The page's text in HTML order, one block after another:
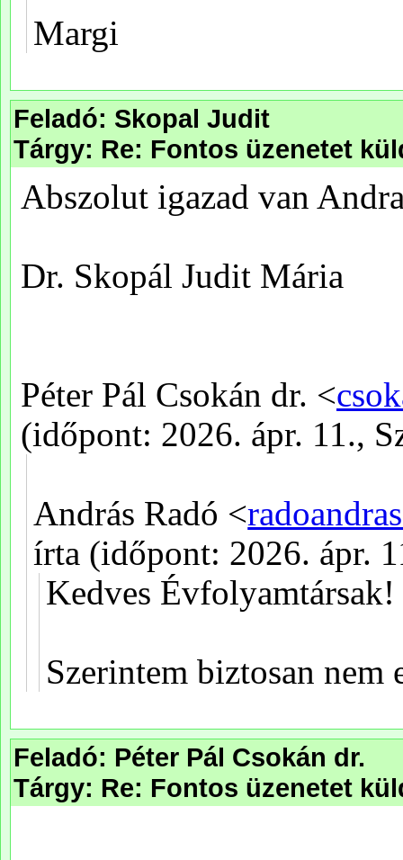
Feladó: Skopal Judit
Tárgy: Re: Fontos üzenetet
Feladó: Péter Pál Csokán dr.
Tárgy: Re: Fontos üzenetet